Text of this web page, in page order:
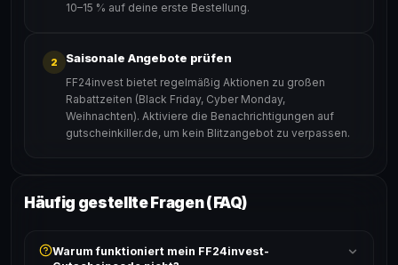
10–15 % auf deine erste Bestellung.
2 Saisonale Angebote prüfen
FF24invest bietet regelmäßig Aktionen zu großen
Rabattzeiten (Black Friday, Cyber Monday,
Weihnachten). Aktiviere die Benachrichtigungen auf
gutscheinkiller.de, um kein Blitzangebot zu verpassen.
Häufig gestellte Fragen (FAQ)
Warum funktioniert mein FF24invest-